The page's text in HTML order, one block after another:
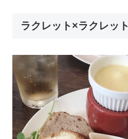
ラクレット×ラクレット